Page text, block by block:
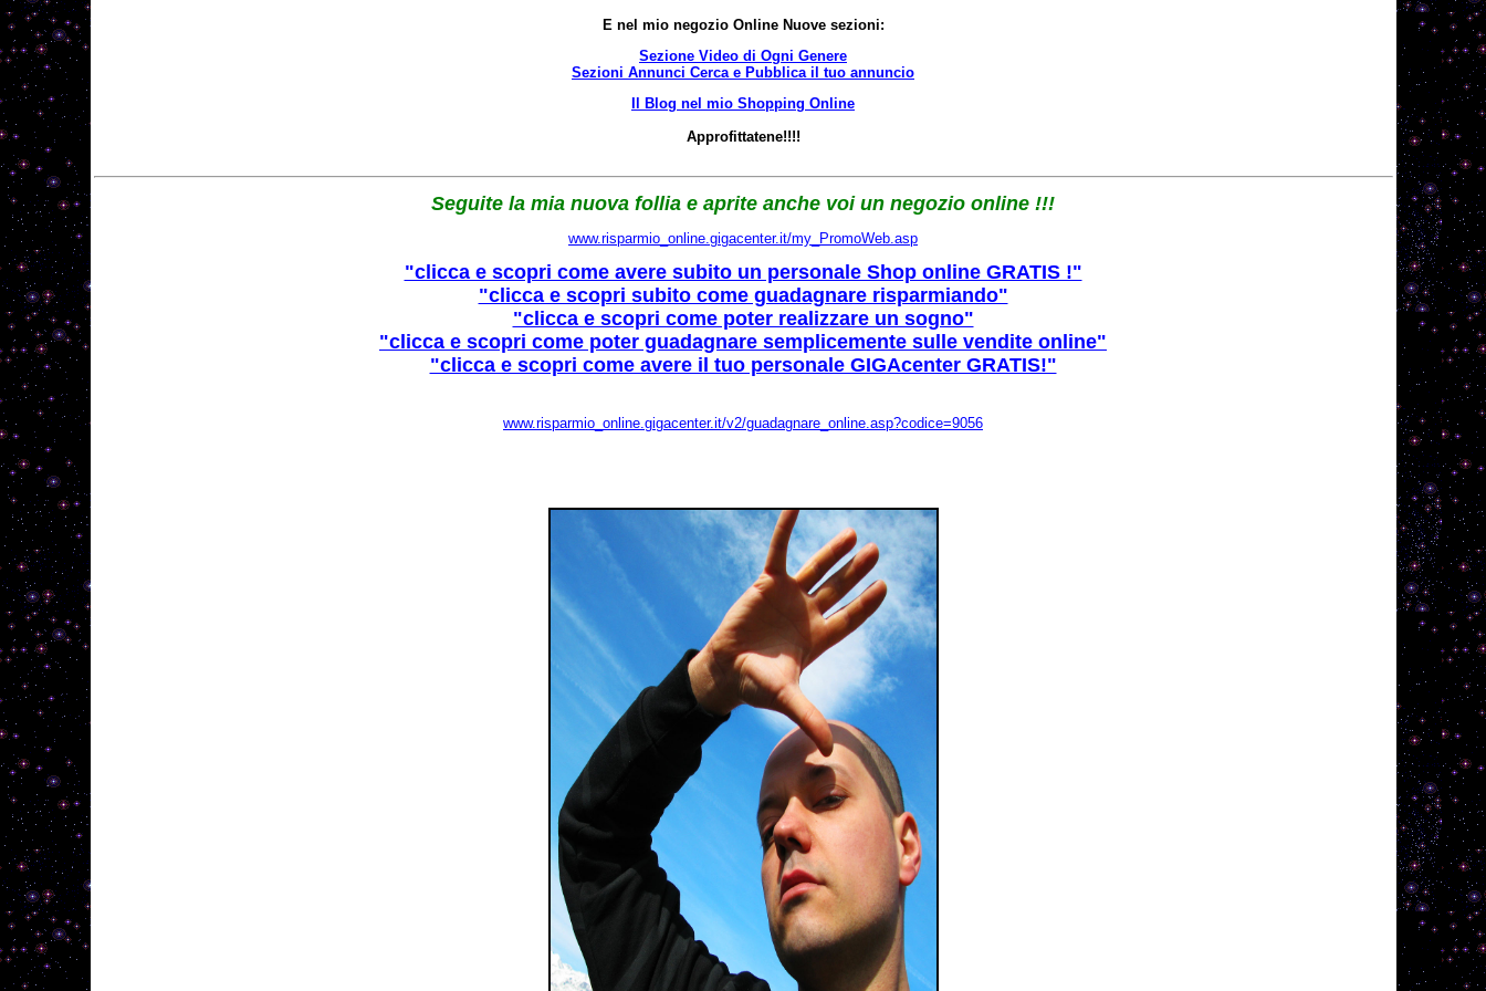
E nel mio negozio Online Nuove sezioni:
Sezione Video di Ogni Genere
Sezioni Annunci Cerca e Pubblica il tuo annuncio
Il Blog nel mio Shopping Online
Approfittatene!!!!
Seguite la mia nuova follia e aprite anche voi un negozio online !!!
www.risparmio_online.gigacenter.it/my_PromoWeb.asp
"clicca e scopri come avere subito un personale Shop online GRATIS !"
"clicca e scopri subito come guadagnare risparmiando"
"clicca e scopri come poter realizzare un sogno"
"clicca e scopri come poter guadagnare semplicemente sulle vendite online"
"clicca e scopri come avere il tuo personale GIGAcenter GRATIS!"
www.risparmio_online.gigacenter.it/v2/guadagnare_online.asp?codice=9056